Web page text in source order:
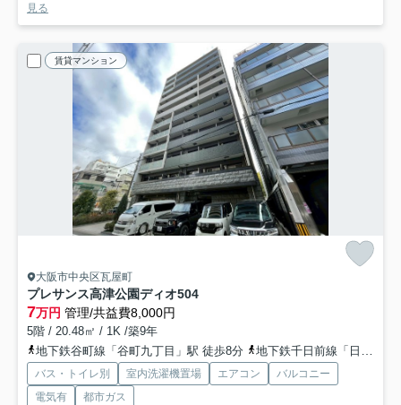
見る
賃貸マンション
大阪市中央区瓦屋町
プレサンス高津公園ディオ504
7万円 管理/共益費8,000円
5階 / 20.48㎡ / 1K /築9年
地下鉄谷町線「谷町九丁目」駅 徒歩8分
地下鉄千日前線「日本橋」駅 徒歩11分
バス・トイレ別 室内洗濯機置場 エアコン
バルコニー
電気有
都市ガス